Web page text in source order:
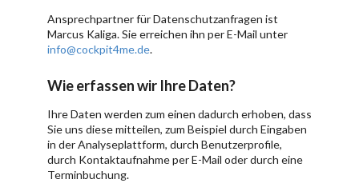
Ansprechpartner für Datenschutzanfragen ist
Marcus Kaliga. Sie erreichen ihn per E-Mail unter
info@cockpit4me.de.
Wie erfassen wir Ihre Daten?
Ihre Daten werden zum einen dadurch erhoben, dass
Sie uns diese mitteilen, zum Beispiel durch Eingaben
in der Analyseplattform, durch Benutzerprofile,
durch Kontaktaufnahme per E-Mail oder durch eine
Terminbuchung.